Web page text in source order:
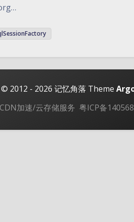
© 2012 - 2026 记忆角落 Theme
加速/云存储服务 粤ICP备